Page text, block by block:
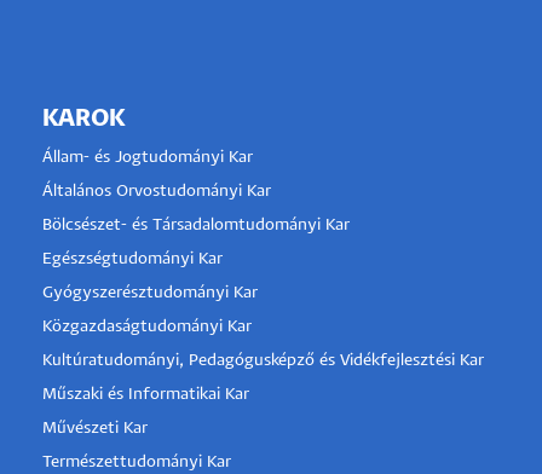
KAROK
Állam- és Jogtudományi Kar
Általános Orvostudományi Kar
Bölcsészet- és Társadalomtudományi Kar
Egészségtudományi Kar
Gyógyszerésztudományi Kar
Közgazdaságtudományi Kar
Kultúratudományi, Pedagógusképző és Vidékfejlesztési Kar
Műszaki és Informatikai Kar
Művészeti Kar
Természettudományi Kar